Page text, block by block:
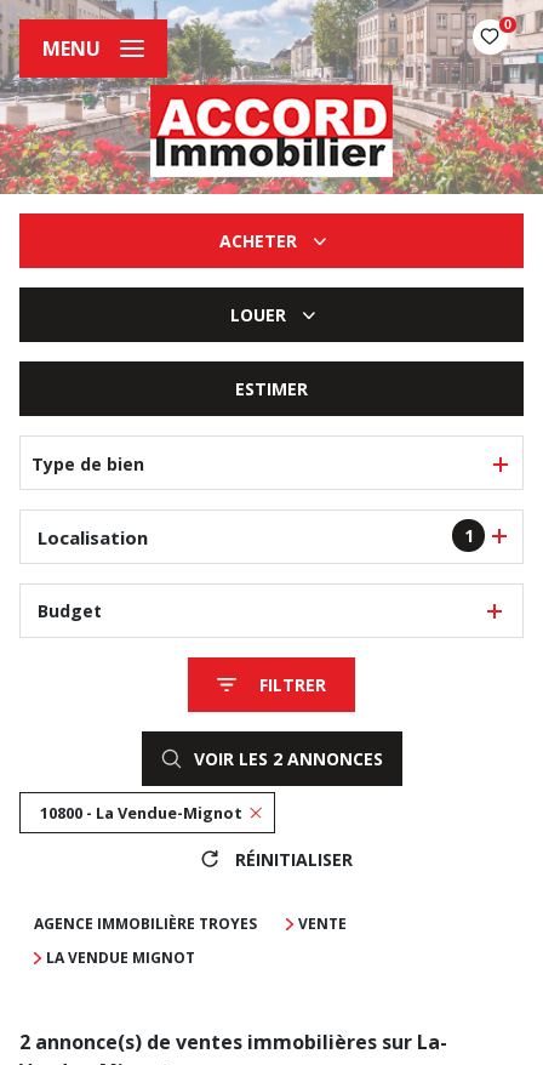
0
MENU
ACHETER
De l'immo pro
LOUER
ESTIMER
Type de bien
1
Localisation
Budget
FILTRER
VOIR LES 2ANNONCES
10800 - La Vendue-Mignot
RÉINITIALISER
AGENCE IMMOBILIÈRE TROYES
VENTE
LA VENDUE MIGNOT
2 annonce(s) de ventes immobilières sur La-